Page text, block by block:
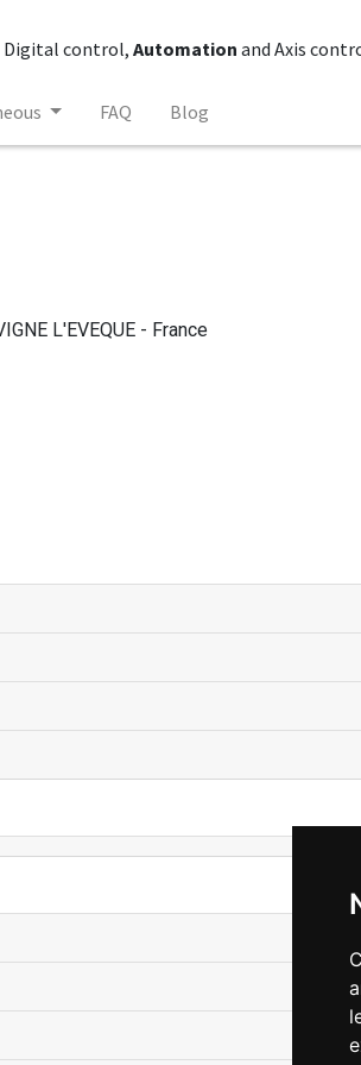
Digital control,Automationand Axis
FAQ Blog
L'EVEQUE - France